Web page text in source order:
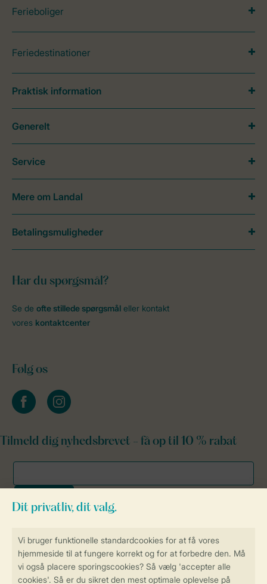
Sikker og hurtig online booking
Sikker datahåndtering
Ferieboliger
Feriedestinationer
Har du spørgsmål?
Se de ofte stillede spørgsmål eller kontakt
vores kontaktcenter
Følg os
facebookinstagram
Tilmeld dig nyhedsbrevet - få op til 10 % rabat
Praktisk information
Generelt
Service
Mere om Landal
Betalingsmuligheder